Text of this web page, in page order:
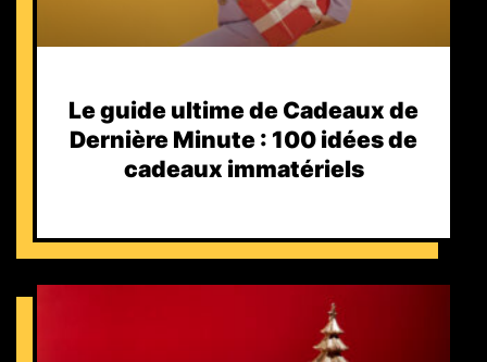
Le guide ultime de Cadeaux de
Dernière Minute : 100 idées de
cadeaux immatériels